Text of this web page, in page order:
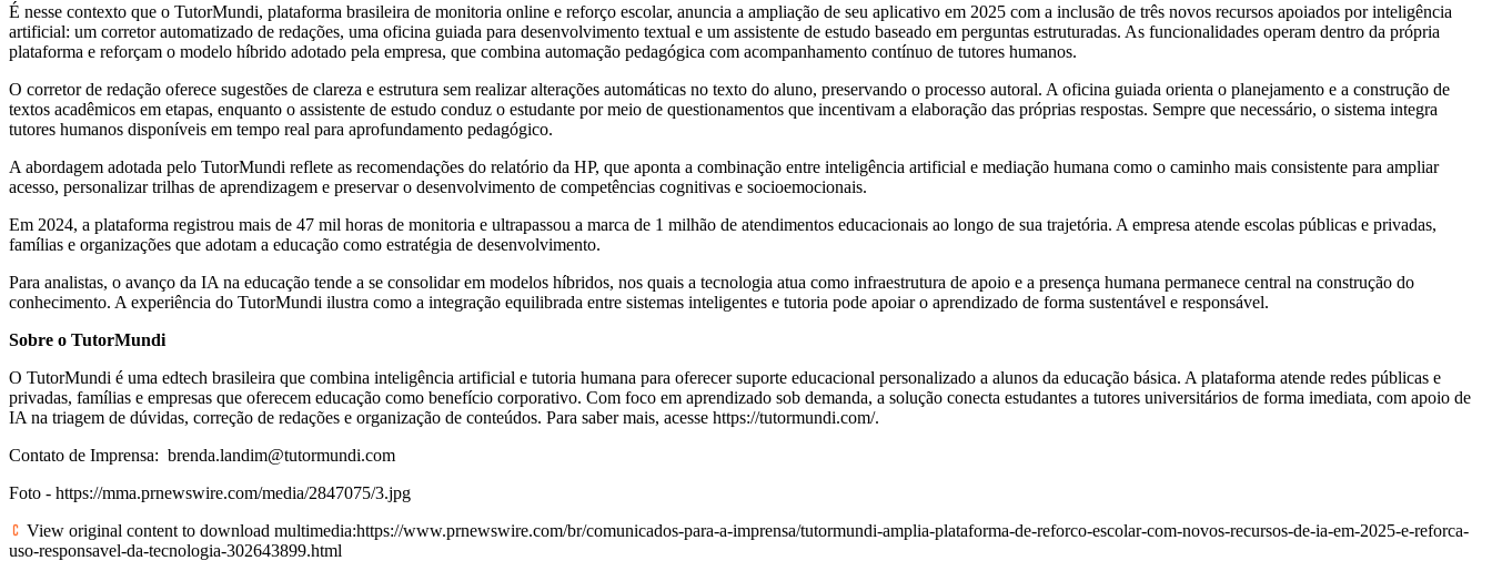
É nesse contexto que o TutorMundi, plataforma brasileira de monitoria online e reforço escolar, anuncia a ampliação de seu aplicativo em 2025 com a inclusão de três novos recursos apoiados por inteligência
artificial: um corretor automatizado de redações, uma oficina guiada para desenvolvimento textual e um assistente de estudo baseado em perguntas estruturadas. As funcionalidades operam dentro da própria
plataforma e reforçam o modelo híbrido adotado pela empresa, que combina automação pedagógica com acompanhamento contínuo de tutores humanos.
O corretor de redação oferece sugestões de clareza e estrutura sem realizar alterações automáticas no texto do aluno, preservando o processo autoral. A oficina guiada orienta o planejamento e a construção de
textos acadêmicos em etapas, enquanto o assistente de estudo conduz o estudante por meio de questionamentos que incentivam a elaboração das próprias respostas. Sempre que necessário, o sistema integra
tutores humanos disponíveis em tempo real para aprofundamento pedagógico.
A abordagem adotada pelo TutorMundi reflete as recomendações do relatório da HP, que aponta a combinação entre inteligência artificial e mediação humana como o caminho mais consistente para ampliar
acesso, personalizar trilhas de aprendizagem e preservar o desenvolvimento de competências cognitivas e socioemocionais.
Em 2024, a plataforma registrou mais de 47 mil horas de monitoria e ultrapassou a marca de 1 milhão de atendimentos educacionais ao longo de sua trajetória. A empresa atende escolas públicas e privadas,
famílias e organizações que adotam a educação como estratégia de desenvolvimento.
Para analistas, o avanço da IA na educação tende a se consolidar em modelos híbridos, nos quais a tecnologia atua como infraestrutura de apoio e a presença humana permanece central na construção do
conhecimento. A experiência do TutorMundi ilustra como a integração equilibrada entre sistemas inteligentes e tutoria pode apoiar o aprendizado de forma sustentável e responsável.
Sobre o TutorMundi
O TutorMundi é uma edtech brasileira que combina inteligência artificial e tutoria humana para oferecer suporte educacional personalizado a alunos da educação básica. A plataforma atende redes públicas e
privadas, famílias e empresas que oferecem educação como benefício corporativo. Com foco em aprendizado sob demanda, a solução conecta estudantes a tutores universitários de forma imediata, com apoio de
IA na triagem de dúvidas, correção de redações e organização de conteúdos. Para saber mais, acesse https://tutormundi.com/.
Contato de Imprensa: brenda.landim@tutormundi.com
Foto - https://mma.prnewswire.com/media/2847075/3.jpg
View original content to download multimedia:https://www.prnewswire.com/br/comunicados-para-a-imprensa/tutormundi-amplia-plataforma-de-reforco-escolar-com-novos-recursos-de-ia-em-2025-e-reforca-
uso-responsavel-da-tecnologia-302643899.html